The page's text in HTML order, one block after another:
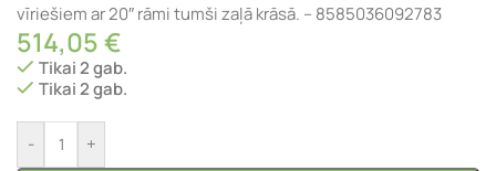
vīriešiem ar 20″ rāmi tumši zaļā krāsā. – 8585036092783
514,05€
Tikai 2 gab.
Tikai 2 gab.
- +